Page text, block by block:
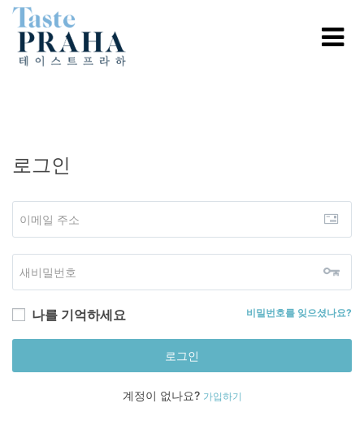
로그인
나를 기억하세요 비밀번호를 잊으셨나요?
로그인
계정이 없나요? 가입하기